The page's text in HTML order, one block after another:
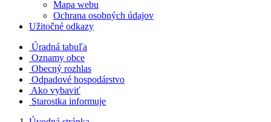
Mapa webu
Ochrana osobných údajov
Užitočné odkazy
Úradná tabuľa
Oznamy obce
Obecný rozhlas
Odpadové hospodárstvo
Ako vybaviť
Starostka informuje